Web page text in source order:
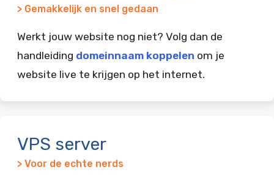
> Gemakkelijk en snel gedaan
Werkt jouw website nog niet? Volg dan de
handleiding domeinnaam koppelen om je
website live te krijgen op het internet.
VPS server
> Voor de echte nerds